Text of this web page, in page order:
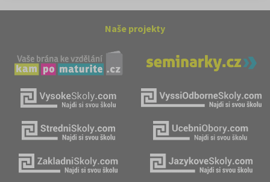
Naše projekty